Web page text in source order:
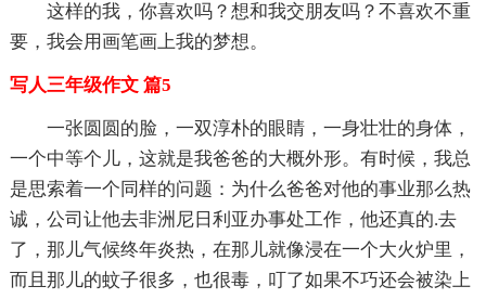
这样的我，你喜欢吗？想和我交朋友吗？不喜欢不重
要，我会用画笔画上我的梦想。
写人三年级作文 篇5
一张圆圆的脸，一双淳朴的眼睛，一身壮壮的身体，
一个中等个儿，这就是我爸爸的大概外形。有时候，我总
是思索着一个同样的问题：为什么爸爸对他的事业那么热
诚，公司让他去非洲尼日利亚办事处工作，他还真的.去
了，那儿气候终年炎热，在那儿就像浸在一个大火炉里，
而且那儿的蚊子很多，也很毒，叮了如果不巧还会被染上